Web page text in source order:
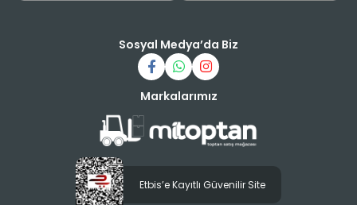
Sosyal Medya’da Biz
Markalarımız
Etbis’e Kayıtlı Güvenilir Site